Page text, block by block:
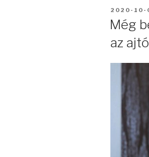
2020-10-
Még
az